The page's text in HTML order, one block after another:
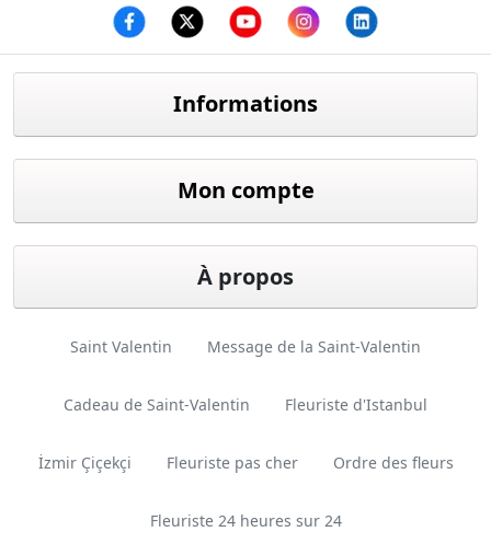
Informations
Mon compte
À propos
Saint Valentin Message de la Saint-Valentin
Cadeau de Saint-Valentin Fleuriste d'Istanbul
İzmir Çiçekçi Fleuriste pas cher Ordre des fleurs
Fleuriste 24 heures sur 24